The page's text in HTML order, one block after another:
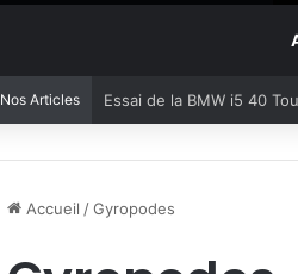
Nos Articles Essai de la BMW i5 40
Accueil /Gyropodes